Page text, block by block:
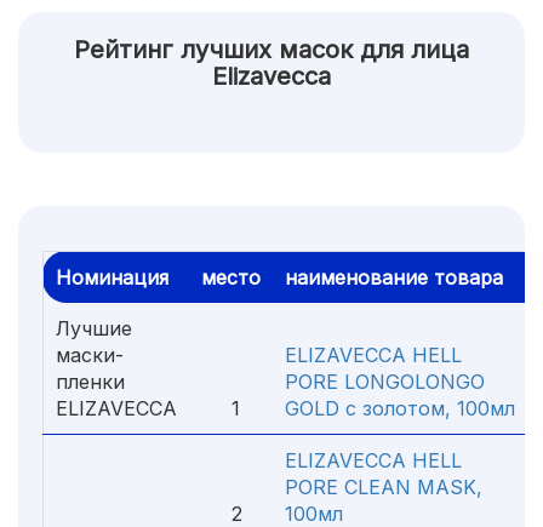
Рейтинг лучших масок для лица
Elizavecca
Номинация место наименование товара
Лучшие
маски-
пленки
ELIZAVECCA
1
ELIZAVECCA HELL
PORE LONGOLONGO
GOLD с золотом, 100мл
2
ELIZAVECCA HELL
PORE CLEAN MASK,
100мл